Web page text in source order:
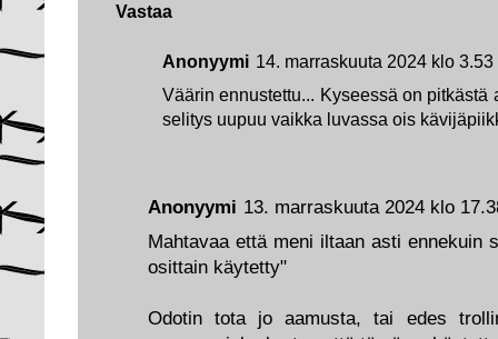
Anonyymi 13. marraskuuta 2024 klo
Mahtavaa että meni iltaan asti ennekuin
osittain käytetty"
Odotin tota jo aamusta, tai edes
Anonyymi 14. marraskuuta 2024 klo 3.53
Väärin ennustettu... Kyseessä on pitkästä
selitys uupuu vaikka luvassa ois
Vastaa